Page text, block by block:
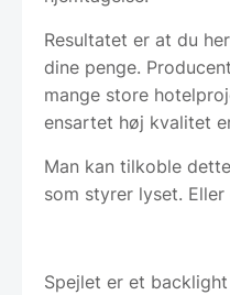
Resultatet er at du
dine penge.
mange store
ensartet høj kvalitet
Man kan tilkoble
som styrer lyset.
Spejlet er et